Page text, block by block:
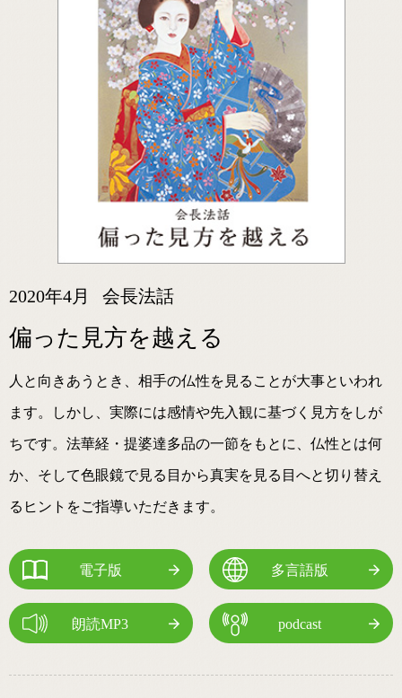
2020年4月 会長法話
偏った見方を越える
人と向きあうとき、相手の仏性を見ることが大事といわれ
ます。しかし、実際には感情や先入観に基づく見方をしが
ちです。法華経・提婆達多品の一節をもとに、仏性とは何
か、そして色眼鏡で見る目から真実を見る目へと切り替え
るヒントをご指導いただきます。
電子版 多言語版
朗読MP3 podcast